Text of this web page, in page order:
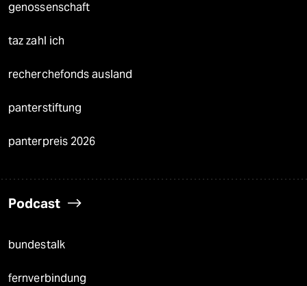
genossenschaft
taz zahl ich
recherchefonds ausland
panterstiftung
panterpreis 2026
Podcast
bundestalk
fernverbindung